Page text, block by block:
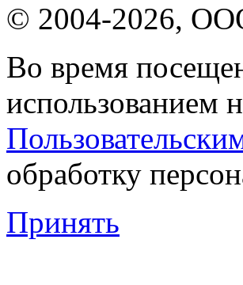
© 2004-2026,
Во время
использованием
обработку
Принять